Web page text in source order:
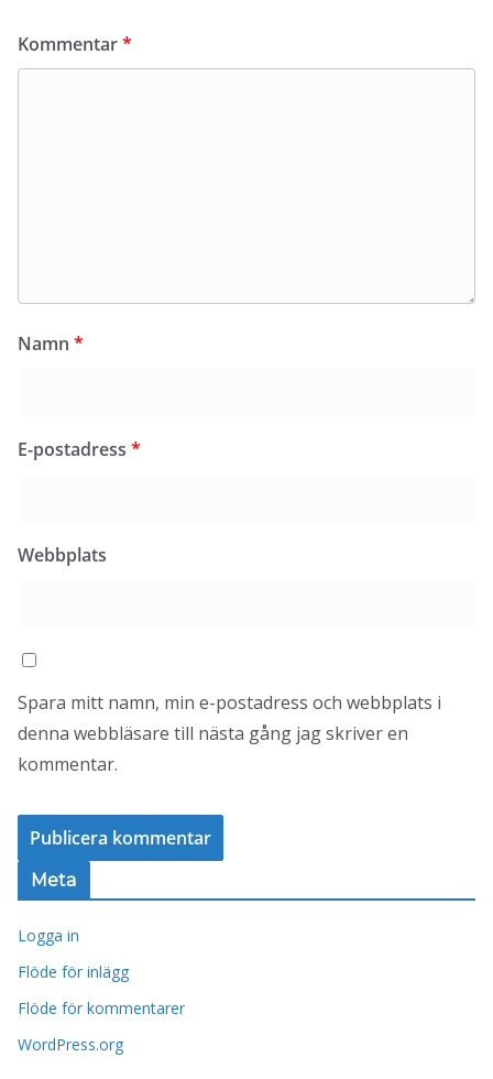
Kommentar*
Namn *
E-postadress *
Webbplats
Spara mitt namn, min e-postadress och webbplats i
denna webbläsare till nästa gång jag skriver en
kommentar.
Meta
Logga in
Flöde för inlägg
Flöde för kommentarer
WordPress.org